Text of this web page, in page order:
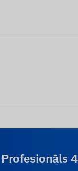
Profesionāls